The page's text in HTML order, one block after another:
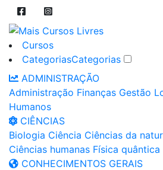
Cursos
CategoriasCategorias
ADMINISTRAÇÃO
Administração Finanças Gestão
Humanos
CIÊNCIAS
Biologia Ciência Ciências da
Ciências humanas Física quântica
CONHECIMENTOS GERAIS